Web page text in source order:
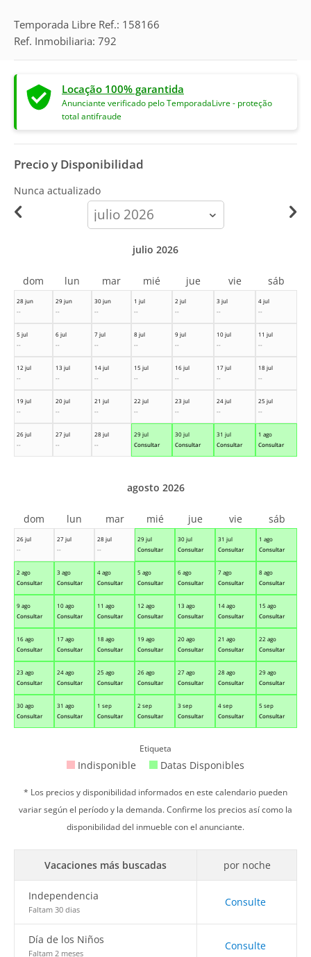
Temporada Libre Ref.: 158166
Ref. Inmobiliaria: 792
Locação 100% garantida
Anunciante verificado pelo TemporadaLivre - proteção
total antifraude
Precio y Disponibilidad
Nunca actualizado
calendar-
month
28 jun
--
29 jun
--
30 jun
--
1 jul
--
2 jul
--
3 jul
--
4 jul
--
5 jul
--
6 jul
--
7 jul
--
8 jul
--
9 jul
--
10 jul
--
11 jul
--
12 jul
--
13 jul
--
14 jul
--
15 jul
--
16 jul
--
17 jul
--
18 jul
--
19 jul
--
20 jul
--
21 jul
--
22 jul
--
23 jul
--
24 jul
--
25 jul
--
26 jul
--
27 jul
--
28 jul
--
29 jul
Consultar
30 jul
Consultar
31 jul
Consultar
1 ago
Consultar
julio 2026
dom lun mar mié jue vie sáb
26 jul
--
27 jul
--
28 jul
--
29 jul
Consultar
30 jul
Consultar
31 jul
Consultar
1 ago
Consultar
2 ago
Consultar
3 ago
Consultar
4 ago
Consultar
5 ago
Consultar
6 ago
Consultar
7 ago
Consultar
8 ago
Consultar
9 ago
Consultar
10 ago
Consultar
11 ago
Consultar
12 ago
Consultar
13 ago
Consultar
14 ago
Consultar
15 ago
Consultar
16 ago
Consultar
17 ago
Consultar
18 ago
Consultar
19 ago
Consultar
20 ago
Consultar
21 ago
Consultar
22 ago
Consultar
23 ago
Consultar
24 ago
Consultar
25 ago
Consultar
26 ago
Consultar
27 ago
Consultar
28 ago
Consultar
29 ago
Consultar
30 ago
Consultar
31 ago
Consultar
1 sep
Consultar
2 sep
Consultar
3 sep
Consultar
4 sep
Consultar
5 sep
Consultar
agosto 2026
dom lun mar mié jue vie sáb
Etiqueta
Indisponible Datas Disponibles
* Los precios y disponibilidad informados en este calendario pueden
variar según el período y la demanda. Confirme los precios así como la
disponibilidad del inmueble con el anunciante.
Vacaciones más buscadas por noche
Independencia
Faltam 30 dias
Consulte
Día de los Niños
Faltam 2 meses
Consulte